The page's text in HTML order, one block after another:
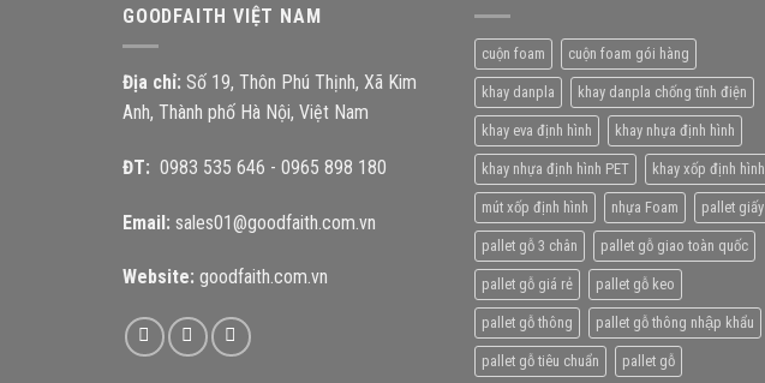
GOODFAITH VIỆT NAM
Địa chỉ: Số 19, Thôn Phú Thịnh, Xã Kim
Anh, Thành phố Hà Nội, Việt Nam
ĐT: 0983 535 646 - 0965 898 180
Email: sales01@goodfaith.com.vn
Website: goodfaith.com.vn
cuộn foam cuộn foam gói hàng
khay danpla khay danpla chống tĩnh điện
khay eva định hình khay nhựa định hình
khay nhựa định hình PET khay xốp định hình
mút xốp định hình nhựa Foam pallet giấy
pallet gỗ 3 chân pallet gỗ giao toàn quốc
pallet gỗ giá rẻ pallet gỗ keo
pallet gỗ thông pallet gỗ thông nhập khẩu
pallet gỗ tiêu chuẩn pallet gỗ